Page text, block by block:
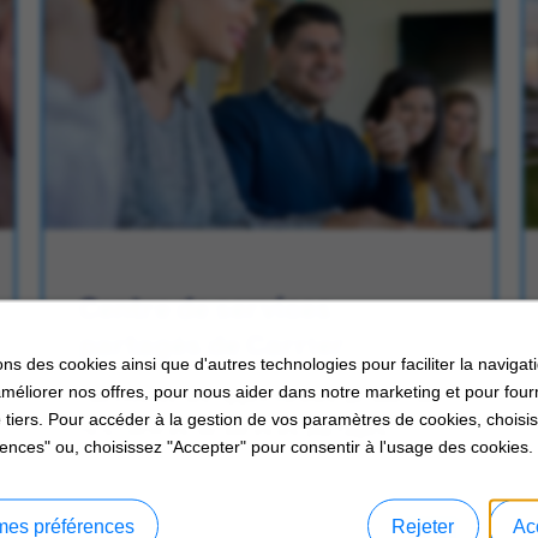
des cookies ainsi que d'autres technologies pour faciliter la
nos offres, pour nous aider dans notre marketing et pour
tiers. Pour accéder à la gestion de vos paramètres de cookies,
ou, choisissez "Accepter" pour consentir à l'usage des cookies.
Rejeter
préférences
Centre de services
Découvrez les opportunités au sein de
nos centres de services partagés.